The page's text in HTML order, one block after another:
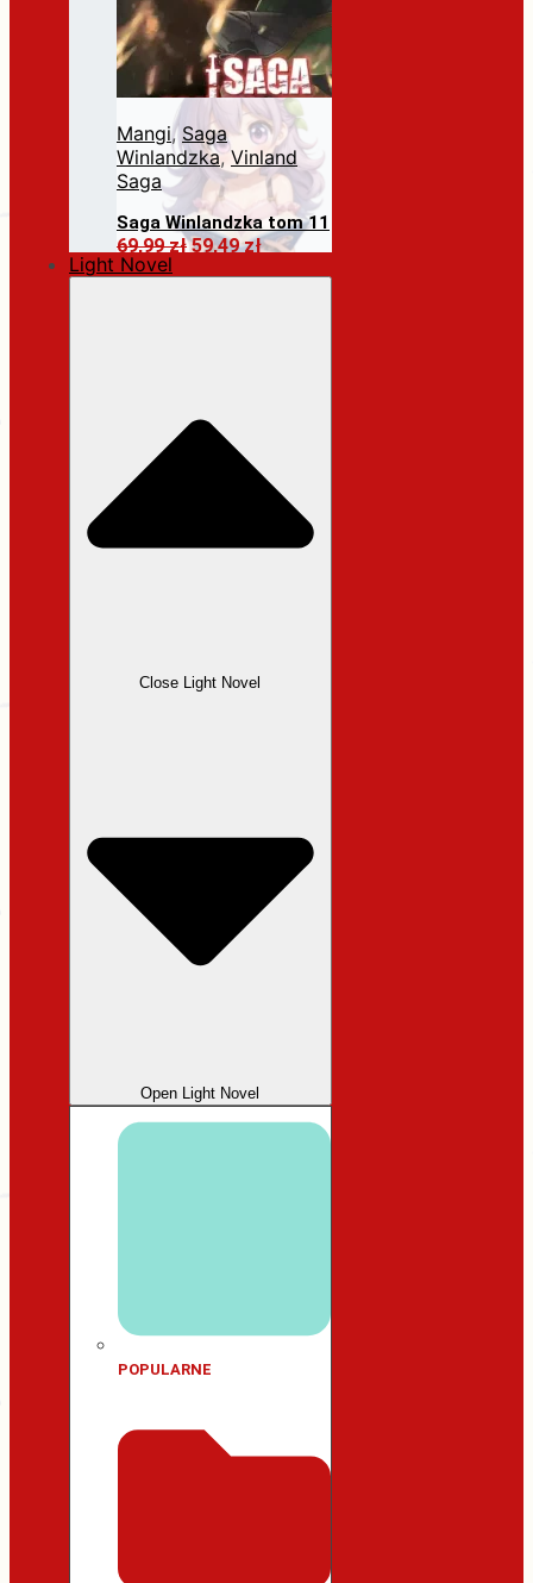
Mangi, Saga
Winlandzka, Vinland
Saga
Saga Winlandzka tom 11
69,99złPierwotna
59,49złAktualna
Dodaj do koszyka
Light Novel
Close Light Novel
Open Light Novel
POPULARNE